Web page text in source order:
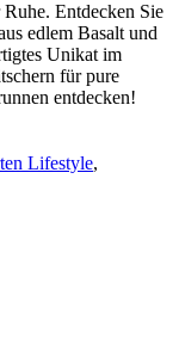
Entdecken Sie
edlem Basalt und
Unikat im
für pure
entdecken!
Lifestyle,